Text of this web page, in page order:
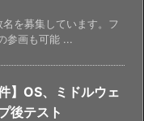
を募集しています。フ
参画も可能 ...
】OS、ミドルウェ
後テスト